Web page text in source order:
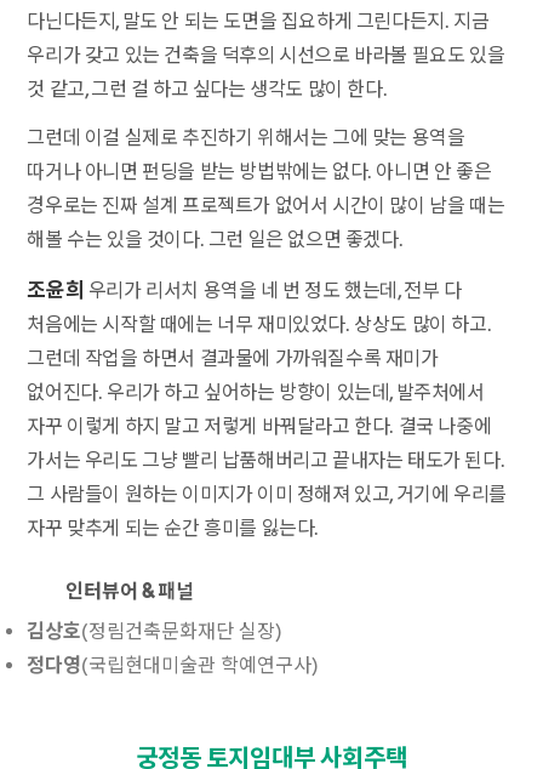
다닌다든지, 말도 안 되는 도면을 집요하게 그린다든지. 지금
우리가 갖고 있는 건축을 덕후의 시선으로 바라볼 필요도 있을
것 같고, 그런 걸 하고 싶다는 생각도 많이 한다.
그런데 이걸 실제로 추진하기 위해서는 그에 맞는 용역을
따거나 아니면 펀딩을 받는 방법밖에는 없다. 아니면 안 좋은
경우로는 진짜 설계 프로젝트가 없어서 시간이 많이 남을 때는
해볼 수는 있을 것이다. 그런 일은 없으면 좋겠다.
조윤희 우리가 리서치 용역을 네 번 정도 했는데, 전부 다
처음에는 시작할 때에는 너무 재미있었다. 상상도 많이 하고.
그런데 작업을 하면서 결과물에 가까워질수록 재미가
없어진다. 우리가 하고 싶어하는 방향이 있는데, 발주처에서
자꾸 이렇게 하지 말고 저렇게 바꿔달라고 한다. 결국 나중에
가서는 우리도 그냥 빨리 납품해버리고 끝내자는 태도가 된다.
그 사람들이 원하는 이미지가 이미 정해져 있고, 거기에 우리를
자꾸 맞추게 되는 순간 흥미를 잃는다.
인터뷰어 & 패널
김상호(정림건축문화재단 실장)
정다영(국립현대미술관 학예연구사)
궁정동 토지임대부 사회주택